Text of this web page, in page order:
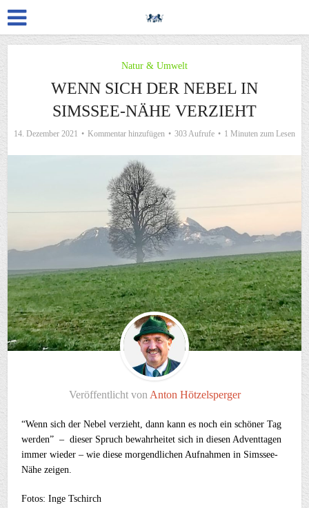
Natur & Umwelt
WENN SICH DER NEBEL IN
SIMSSEE-NÄHE VERZIEHT
14. Dezember 2021 Kommentar hinzufügen 303 Aufrufe 1 Minuten zum Lesen
Veröffentlicht von Anton Hötzelsperger
“Wenn sich der Nebel verzieht, dann kann es noch ein schöner Tag
werden” – dieser Spruch bewahrheitet sich in diesen Adventtagen
immer wieder – wie diese morgendlichen Aufnahmen in Simssee-
Nähe zeigen.
Fotos: Inge Tschirch